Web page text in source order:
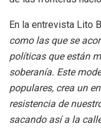
En la entrevista Lito
como las que se
políticas que están
soberanía. Este
populares, crea un
resistencia de
sacando así a la